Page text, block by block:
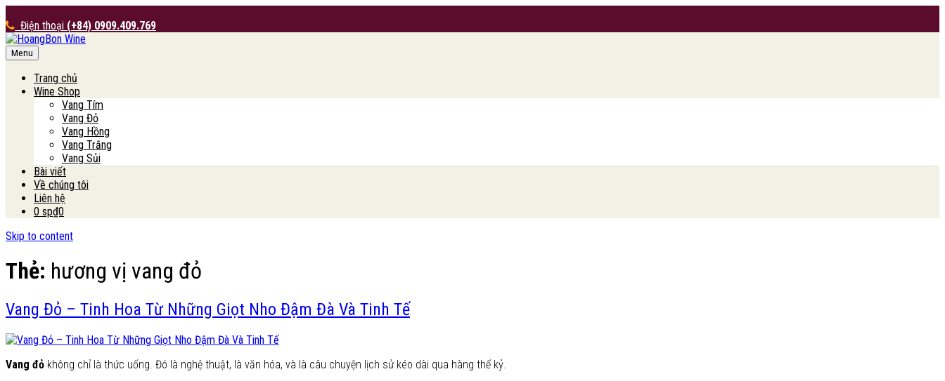
Điện thoại (+84) 0909.409.769
HoangBon Wine
Menu
Trang chủ
Wine Shop
Vang Tím
Vang Đỏ
Vang Hồng
Vang Trắng
Vang Sủi
Bài viết
Về chúng tôi
Liên hệ
0 sp₫0
Skip to content
Thẻ: hương vị vang đỏ
Vang Đỏ – Tinh Hoa Từ Những Giọt Nho Đậm Đà Và Tinh Tế
Vang đỏ không chỉ là thức uống. Đó là nghệ thuật, là văn hóa, và là câu chuyện lịch sử kéo dài qua hàng thế kỷ.